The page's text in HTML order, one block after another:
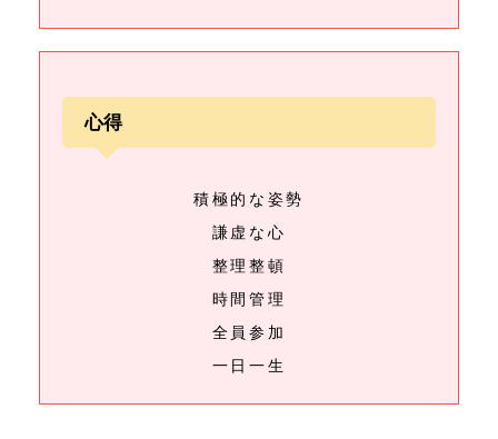
心得
積極的な姿勢
謙虚な心
整理整頓
時間管理
全員参加
一日一生